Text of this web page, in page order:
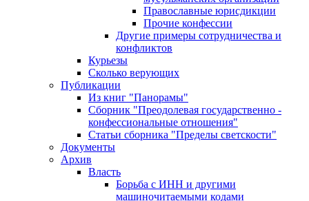
Православные юрисдикции
Прочие конфессии
Другие примеры сотрудничества и
конфликтов
Курьезы
Сколько верующих
Публикации
Из книг "Панорамы"
Сборник "Преодолевая государственно -
конфессиональные отношения"
Статьи сборника "Пределы светскости"
Документы
Архив
Власть
Борьба с ИНН и другими
машиночитаемыми кодами